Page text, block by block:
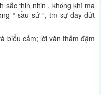
sắc thin nhin , khơng khí ma
“ sầu sứ “, tm sự day dứt
biểu cảm; lời văn thấm đậm